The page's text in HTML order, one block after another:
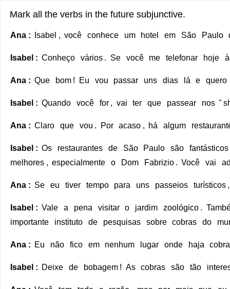
Mark all the verbs in the future subjunctive.
Full
text
Isabel,
conhece
um
em
São
que
diárias
relativamente
e
perto
Full
where
can
marked
Ana : Isabel , você conhece um hotel em São Paulo
Isabel : Conheço vários . Se você me telefonar hoje à
Ana : Que bom ! Eu vou passar uns dias lá e quero
Isabel : Quando você for , vai ter que passear nos "
Ana : Claro que vou . Por acaso , há algum
Isabel : Os restaurantes de São Paulo são
fantásticos
melhores , especialmente o Dom Fabrizio . Você vai
Ana : Se eu tiver tempo para uns passeios turísticos
Isabel : Vale a pena visitar o jardim zoológico .
importante
instituto de pesquisas sobre cobras do
Ana : Eu não fico em nenhum lugar onde haja
Isabel : Deixe de bobagem ! As cobras são tão